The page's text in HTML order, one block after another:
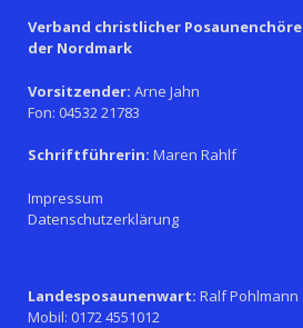
Verband christlicher Posaunenchöre
der Nordmark
Vorsitzender: Arne Jahn
Fon: 04532 21783
Schriftführerin: Maren Rahlf
Impressum
Datenschutzerklärung
Landesposaunenwart: Ralf Pohlmann
Mobil: 0172 4551012